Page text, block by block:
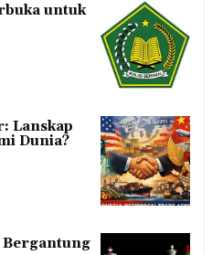
untuk
Lanskap
Dunia?
Bergantung